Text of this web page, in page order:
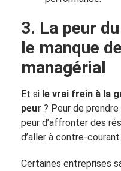
3. La peur
le manque
managérial
Et si le vrai frein à la
peur ? Peur de
peur d’affronter des
d’aller à contre-
Certaines entreprises